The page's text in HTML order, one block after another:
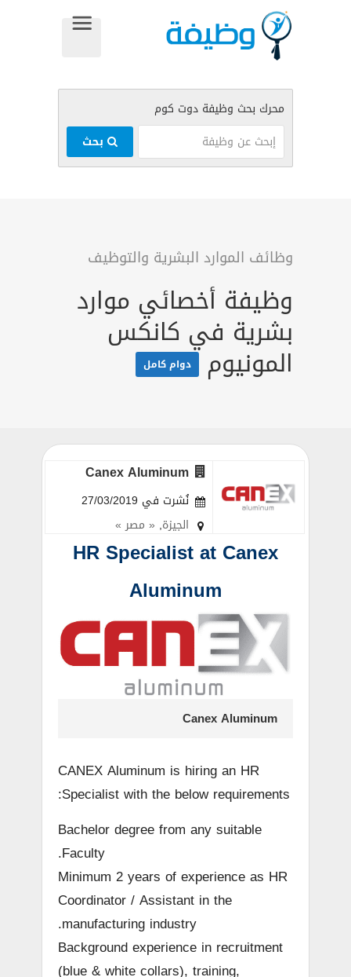
وظائف الموارد البشرية والتوظيف
وظيفة أخصائي موارد
بشرية في كانكس
المونيوم دوام كامل
Canex Aluminum
نُشرت في 27/03/2019
الجيزة, « مصر »
HR Specialist at Canex
Aluminum
Canex Aluminum
CANEX Aluminum is hiring an HR
Specialist with the below requirements:
Bachelor degree from any suitable
Faculty.
Minimum 2 years of experience as HR
Coordinator / Assistant in the
manufacturing industry.
Background experience in recruitment
(blue & white collars), training,